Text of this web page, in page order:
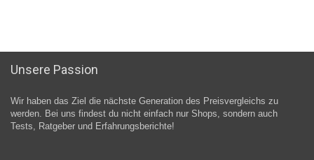
Unsere Passion
Wir haben das Ziel die nächste Generation des Preisvergleichs zu
werden. Bei uns findest du nicht einfach nur Shops, sondern auch
Tests, Ratgeber und Erfahrungsberichte!